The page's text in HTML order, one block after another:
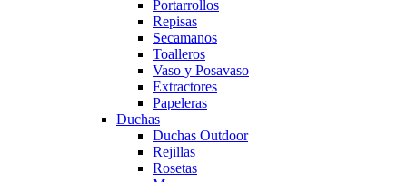
Portarrollos
Repisas
Secamanos
Toalleros
Vaso y Posavaso
Extractores
Papeleras
Duchas
Duchas Outdoor
Rejillas
Rosetas